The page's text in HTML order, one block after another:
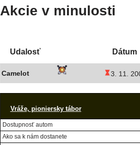
Akcie v minulosti
Udalosť Dátum
Camelot 3. 11.
Vráže, pionier­sky tábor
Dostupnosť autom
Ako sa k nám dostanete